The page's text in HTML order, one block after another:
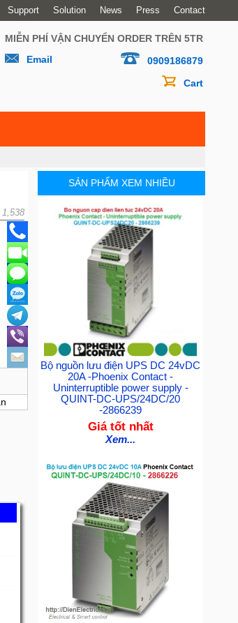
Support Solution News Press Contact
MIỄN PHÍ VẬN CHUYỂN ORDER TRÊN 5TR
Email
0909186879
Cart
1,538
SẢN PHẨM XEM NHIỀU
Bộ nguồn lưu điện UPS DC 24vDC
20A -Phoenix Contact -
Uninterruptible power supply -
QUINT-DC-UPS/24DC/20
-2866239
Giá tốt nhất
Xem...